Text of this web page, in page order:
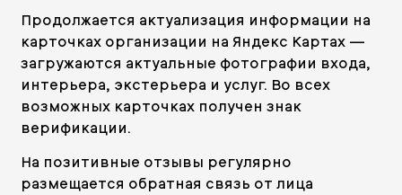
Продолжается актуализация информации на
карточках организации на Яндекс Картах —
загружаются актуальные фотографии входа,
интерьера, экстерьера и услуг. Во всех
возможных карточках получен знак
верификации.
На позитивные отзывы регулярно
размещается обратная связь от лица